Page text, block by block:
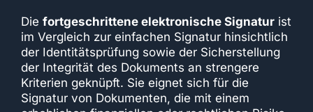
Die fortgeschrittene elektronische Signaturist
im Vergleich zur einfachen Signatur hinsichtlich
der Identitätsprüfung sowie der Sicherstellung
der Integrität des Dokuments an strengere
Kriterien geknüpft. Sie eignet sich für die
Signatur von Dokumenten, die mit einem